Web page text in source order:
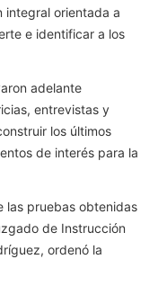
integral orientada a
e identificar a los
adelante
entrevistas y
los últimos
de interés para la
las pruebas obtenidas
de Instrucción
ordenó la